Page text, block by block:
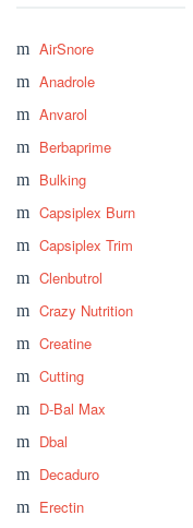
AirSnore
Anadrole
Anvarol
Berbaprime
Bulking
Capsiplex Burn
Capsiplex Trim
Clenbutrol
Crazy Nutrition
Creatine
Cutting
D-Bal Max
Dbal
Decaduro
Erectin